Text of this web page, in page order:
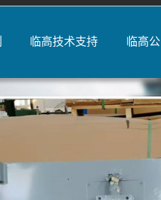
临高技术支持 临高